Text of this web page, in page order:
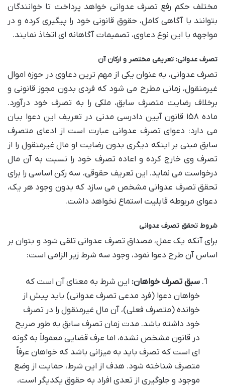
مختلف حکم رفع تصرف عدوانی خواهد پرداخت تا خوانندگان
بتوانند با آگاهی کامل، حقوق قانونی خود را پیگیری کرده و در
مواجهه با این نوع دعاوی، تصمیمات آگاهانه ای اتخاذ نمایند.
تصرف عدوانی: تعریفی مختصر و ارکان آن
تصرف عدوانی، به عنوان یکی از مهم ترین دعاوی در حوزه اموال
غیرمنقول، زمانی مطرح می شود که فردی بدون مجوز قانونی و
برخلاف رضایت متصرف سابق، ملکی را به تصرف خود درآورد.
ماده ۱۵۸ قانون آیین دادرسی مدنی در تعریف این دعوا بیان
می دارد: دعوای تصرف عدوانی عبارت است از ادعای متصرف
سابق مبنی بر اینکه دیگری بدون رضایت او مال غیرمنقول را از
تصرف وی خارج کرده و اعاده تصرف خود را نسبت به آن مال
درخواست می نماید. این تعریف حقوقی، سه رکن اساسی را برای
تحقق تصرف عدوانی مشخص می سازد که بدون وجود هر یک،
دعوای مربوطه قابلیت استماع نخواهد داشت.
شروط تحقق تصرف عدوانی
برای آنکه یک عمل، مصداق تصرف عدوانی تلقی شود و بتوان بر
اساس آن طرح دعوا نمود، وجود سه شرط زیر الزامی است:
سبق تصرف خواهان: این شرط به معنای آن است که
خواهان دعوا (فرد مدعی تصرف عدوانی) باید پیش از
خوانده (متصرف فعلی)، آن مال غیرمنقول را در تصرف
خود داشته باشد. مدت زمان تصرف سابق به طور صریح
در قانون مشخص نشده، اما عرف قضایی معمولاً به گونه
ای است که تصرف باید به میزانی باشد که خواهان عرفاً
متصرف شناخته شود. هدف از این شرط، حمایت از وضع
موجود و جلوگیری از تعدی افراد به حقوق یکدیگر است،